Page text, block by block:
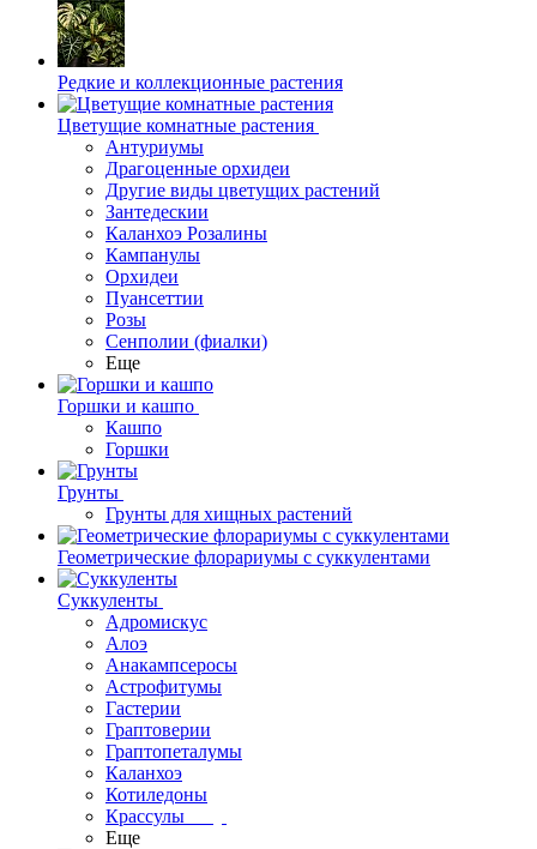
Редкие и коллекционные растения
Цветущие комнатные растения
Антуриумы
Драгоценные орхидеи
Другие виды цветущих растений
Зантедескии
Каланхоэ Розалины
Кампанулы
Орхидеи
Пуансеттии
Розы
Сенполии (фиалки)
Еще
Горшки и кашпо
Кашпо
Горшки
Грунты
Грунты для хищных растений
Геометрические флорариумы с суккулентами
Суккуленты
Адромискус
Алоэ
Анакампсеросы
Астрофитумы
Гастерии
Граптоверии
Граптопеталумы
Каланхоэ
Котиледоны
Крассулы
Еще